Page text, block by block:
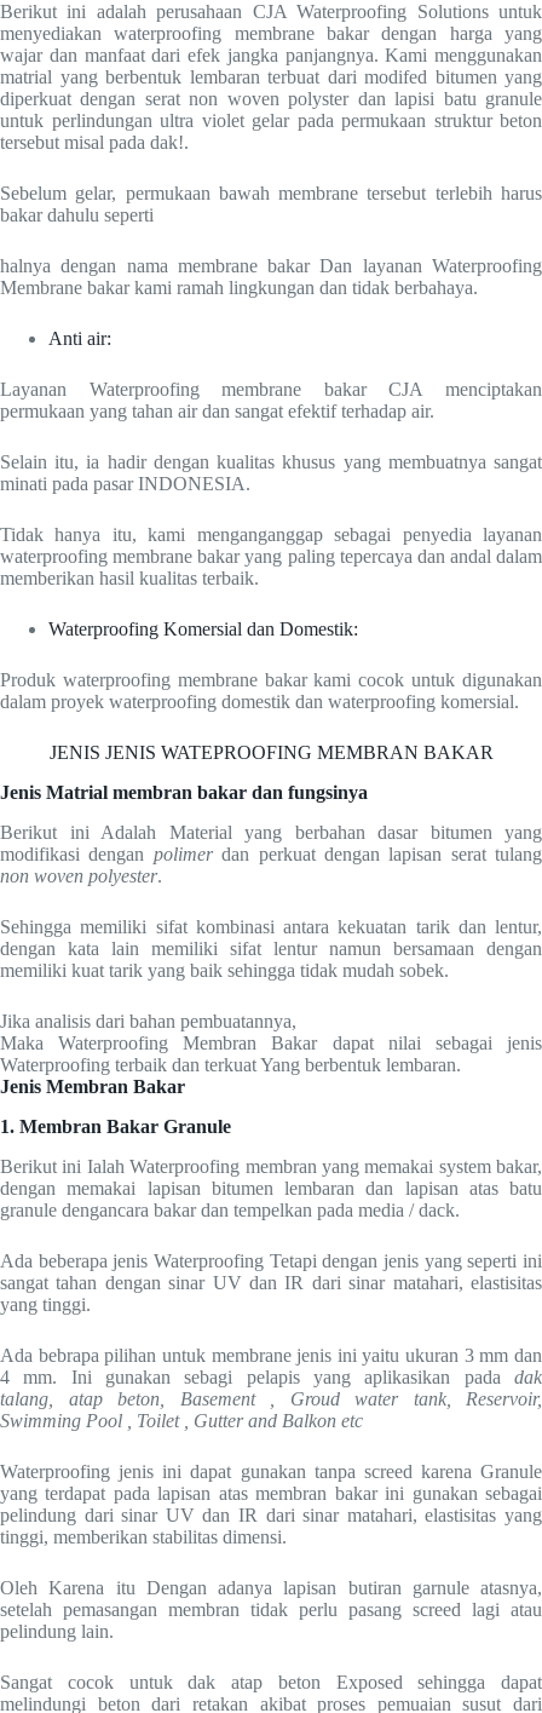
Berikut ini adalah perusahaan CJA Waterproofing Solutions untuk
menyediakan waterproofing membrane bakar dengan harga yang
wajar dan manfaat dari efek jangka panjangnya. Kami menggunakan
matrial yang berbentuk lembaran terbuat dari modifed bitumen yang
diperkuat dengan serat non woven polyster dan lapisi batu granule
untuk perlindungan ultra violet gelar pada permukaan struktur beton
tersebut misal pada dak!.
Sebelum gelar, permukaan bawah membrane tersebut terlebih harus
bakar dahulu seperti
halnya dengan nama membrane bakar Dan layanan Waterproofing
Membrane bakar kami ramah lingkungan dan tidak berbahaya.
Anti air:
Layanan Waterproofing membrane bakar CJA menciptakan
permukaan yang tahan air dan sangat efektif terhadap air.
Selain itu, ia hadir dengan kualitas khusus yang membuatnya sangat
minati pada pasar INDONESIA.
Tidak hanya itu, kami menganganggap sebagai penyedia layanan
waterproofing membrane bakar yang paling tepercaya dan andal dalam
memberikan hasil kualitas terbaik.
Waterproofing Komersial dan Domestik:
Produk waterproofing membrane bakar kami cocok untuk digunakan
dalam proyek waterproofing domestik dan waterproofing komersial.
JENIS JENIS WATEPROOFING MEMBRAN BAKAR
Jenis Matrial membran bakar dan fungsinya
Berikut ini Adalah Material yang berbahan dasar bitumen yang
modifikasi dengan polimerdan perkuat dengan lapisan serat tulang
non woven polyester.
Sehingga memiliki sifat kombinasi antara kekuatan tarik dan lentur,
dengan kata lain memiliki sifat lentur namun bersamaan dengan
memiliki kuat tarik yang baik sehingga tidak mudah sobek.
Jika analisis dari bahan pembuatannya,
Maka Waterproofing Membran Bakar dapat nilai sebagai jenis
Waterproofing terbaik dan terkuat Yang berbentuk lembaran.
Jenis Membran Bakar
1. Membran Bakar Granule
Berikut ini Ialah Waterproofing membran yang memakai system bakar,
dengan memakai lapisan bitumen lembaran dan lapisan atas batu
granule dengancara bakar dan tempelkan pada media / dack.
Ada beberapa jenis Waterproofing Tetapi dengan jenis yang seperti ini
sangat tahan dengan sinar UV dan IR dari sinar matahari, elastisitas
yang tinggi.
Ada bebrapa pilihan untuk membrane jenis ini yaitu ukuran 3 mm dan
4 mm. Ini gunakan sebagi pelapis yang aplikasikan pada dak
talang, atap beton, Basement , Groud water tank, Reservoir,
Swimming Pool , Toilet , Gutter and Balkon etc
Waterproofing jenis ini dapat gunakan tanpa screed karena Granule
yang terdapat pada lapisan atas membran bakar ini gunakan sebagai
pelindung dari sinar UV dan IR dari sinar matahari, elastisitas yang
tinggi, memberikan stabilitas dimensi.
Oleh Karena itu Dengan adanya lapisan butiran garnule atasnya,
setelah pemasangan membran tidak perlu pasang screed lagi atau
pelindung lain.
Sangat cocok untuk dak atap beton Exposed sehingga dapat
melindungi beton dari retakan akibat proses pemuaian susut dari